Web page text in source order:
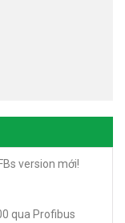
version mới!
qua Profibus